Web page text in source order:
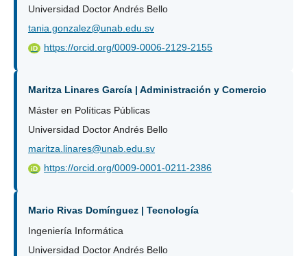
Universidad Doctor Andrés Bello
tania.gonzalez@unab.edu.sv
iD https://orcid.org/0009-0006-2129-2155
Maritza Linares García | Administración y Comercio
Máster en Políticas Públicas
Universidad Doctor Andrés Bello
maritza.linares@unab.edu.sv
iD https://orcid.org/0009-0001-0211-2386
Mario Rivas Domínguez | Tecnología
Ingeniería Informática
Universidad Doctor Andrés Bello